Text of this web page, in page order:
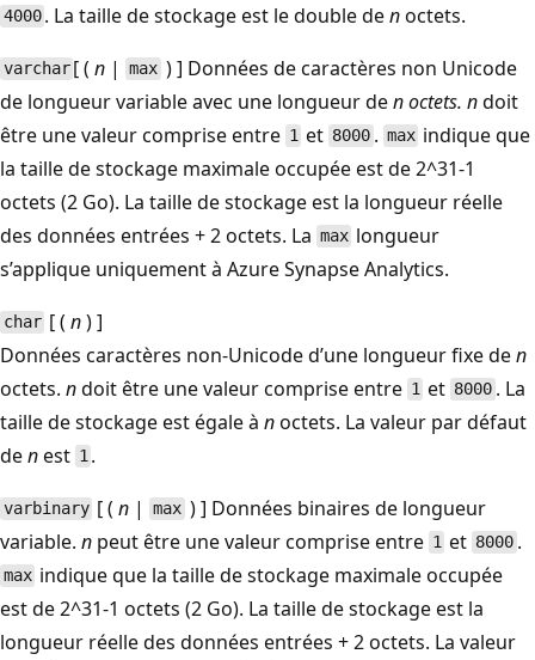
4000 . La taille de stockage est le double denoctets.
varchar [ (n |max) ] Données de caractères non Unicode
de longueur variable avec une longueur den octets. ndoit
être une valeur comprise entre 1 et 8000. max indique que
la taille de stockage maximale occupée est de 2^31-1
octets (2 Go). La taille de stockage est la longueur réelle
des données entrées + 2 octets. La max longueur
s’applique uniquement à Azure Synapse Analytics.
char [ (n) ]
Données caractères non-Unicode d’une longueur fixe den
octets. ndoit être une valeur comprise entre 1 et 8000. La
taille de stockage est égale à noctets. La valeur par défaut
denest 1 .
varbinary [ (n |max) ] Données binaires de longueur
variable. n peut être une valeur comprise entre 1 et 8000.
max indique que la taille de stockage maximale occupée
est de 2^31-1 octets (2 Go). La taille de stockage est la
longueur réelle des données entrées + 2 octets. La valeur